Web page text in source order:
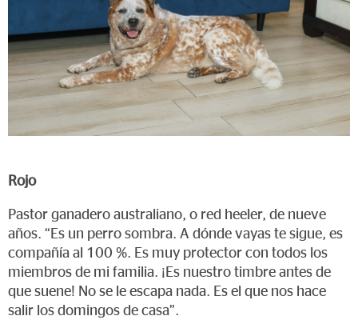
Rojo
Pastor ganadero australiano, o red heeler, de nueve
años. “Es un perro sombra. A dónde vayas te sigue, es
compañía al 100 %. Es muy protector con todos los
miembros de mi familia. ¡Es nuestro timbre antes de
que suene! No se le escapa nada. Es el que nos hace
salir los domingos de casa”.